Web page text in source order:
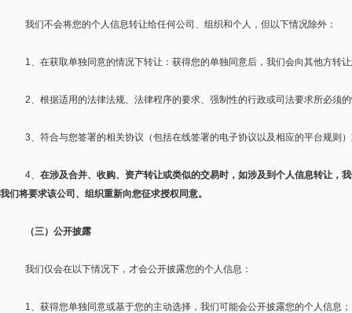
我们不会将您的个人信息转让给任何公司、组织和个人，但以下情况除外：
1、在获取单独同意的情况下转让：获得您的单独同意后，我们会向其他方转
2、根据适用的法律法规、法律程序的要求、强制性的行政或司法要求所必须
3、符合与您签署的相关协议（包括在线签署的电子协议以及相应的平台规则
4、 在涉及合并、收购、资产转让或类似的交易时，如涉及到个人信息转让，
我们将要求该公司、组织重新向您征求授权同意。
（三）公开披露
我们仅会在以下情况下，才会公开披露您的个人信息：
1、获得您单独同意或基于您的主动选择，我们可能会公开披露您的个人信息；